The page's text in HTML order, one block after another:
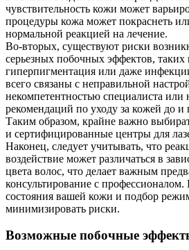
чувствительность кожи может
процедуры кожа может покраснеть
нормальной реакцией на лечение.
Во-вторых, существуют риски
серьезных побочных эффектов, таких
гиперпигментация или даже
всего связаны с неправильной
некомпетентностью специалиста или
рекомендаций по уходу за кожей до и
Таким образом, крайне важно
и сертифицированные центры для
Наконец, следует учитывать, что
воздействие может различаться в
цвета волос, что делает важным
консультирование с
состояния вашей кожи и подбор
минимизировать риски.
Возможные побочные